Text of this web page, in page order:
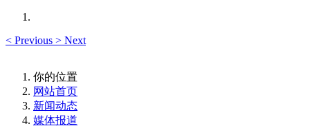
< Previous > Next
你的位置
网站首页
新闻动态
媒体报道